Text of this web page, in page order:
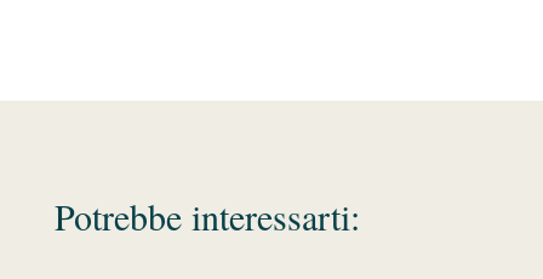
Potrebbe interessarti: